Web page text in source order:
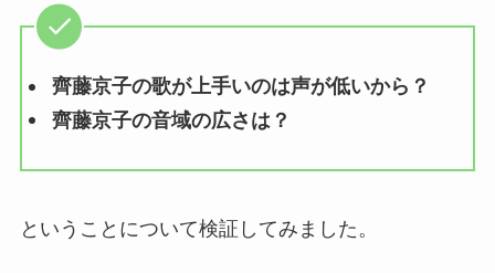
齊藤京子の歌が上手いのは声が低いから？
齊藤京子の音域の広さは？
ということについて検証してみました。